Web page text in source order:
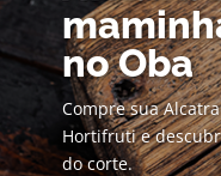
no Oba
Compre sua
Hortifruti e
do corte.